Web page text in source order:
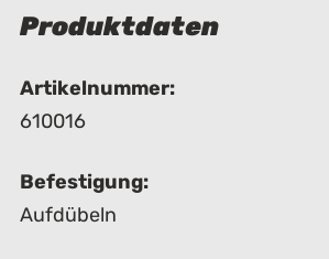
Produktdaten
Artikelnummer:
610016
Befestigung:
Aufdübeln